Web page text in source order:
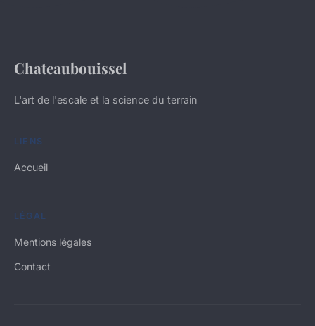
Chateaubouissel
L'art de l'escale et la science du terrain
LIENS
Accueil
LÉGAL
Mentions légales
Contact